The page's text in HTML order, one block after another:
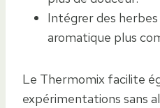
Intégrer des
aromatique plus
Le Thermomix facilite
expérimentations sans